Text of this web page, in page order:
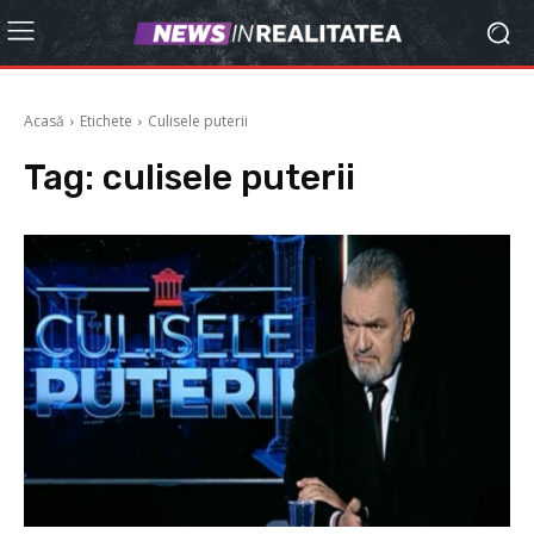
Acasă Etichete Culisele puterii
Tag: culisele puterii